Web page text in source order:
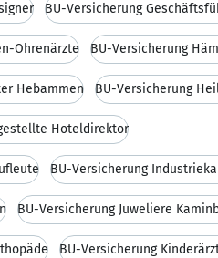
BU-Versicherung
Ohrenärzte BU-Versicherung
Hebammen BU-Versicherung
Hoteldirektor
BU-Versicherung
BU-Versicherung Juweliere
BU-Versicherung